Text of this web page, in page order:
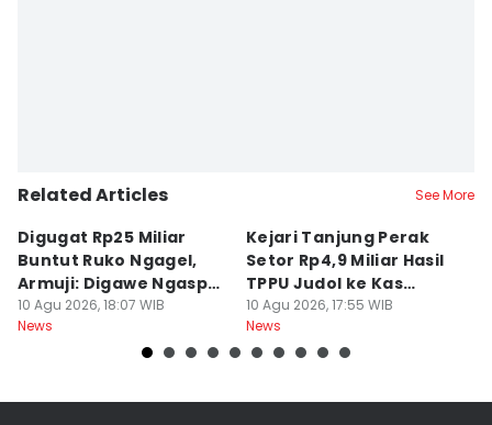
Related Articles See More
Digugat Rp25 Miliar
Buntut Ruko Ngagel,
Armuji: Digawe Ngaspal
Ae Poo
10 Agu 2026, 18:07 WIB
News
Kejari Tanjung Perak
Setor Rp4,9 Miliar Hasil
TPPU Judol ke Kas
Negara
10 Agu 2026, 17:55 WIB
News